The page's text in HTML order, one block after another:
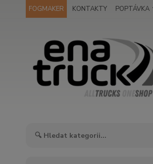
FOGMAKER KONTAKTY POPTÁVKA